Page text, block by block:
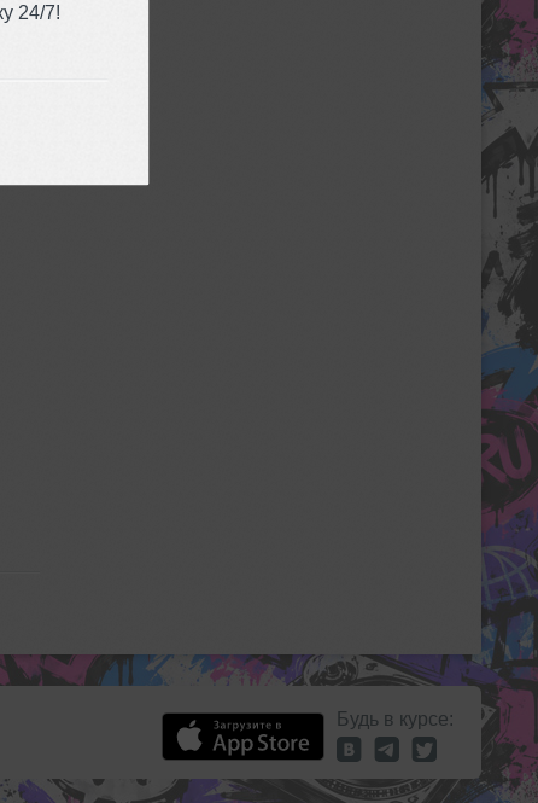
24/7!
Будь в курсе: